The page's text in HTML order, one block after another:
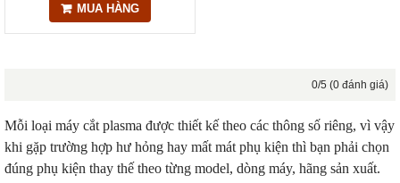
MUA HÀNG
0/5 (0 đánh giá)
Mỗi loại máy cắt plasma được thiết kế theo các thông số riêng, vì vậy
khi gặp trường hợp hư hỏng hay mất mát phụ kiện thì bạn phải chọn
đúng phụ kiện thay thế theo từng model, dòng máy, hãng sản xuất.